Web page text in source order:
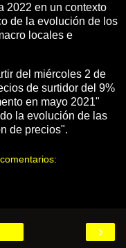
2022 en un contexto
de la evolución de los
locales e
del miércoles 2 de
de surtidor del 9%
en mayo 2021"
la evolución de las
de precios".
›